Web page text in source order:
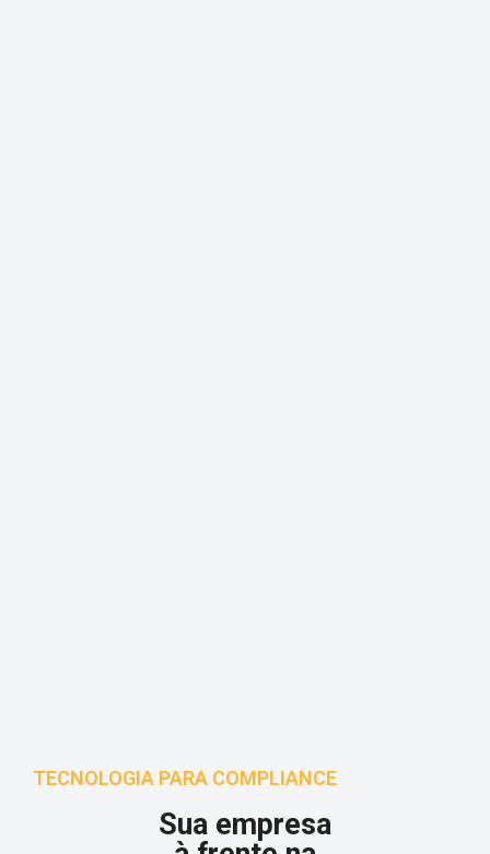
TECNOLOGIA PARA COMPLIANCE
Sua empresa